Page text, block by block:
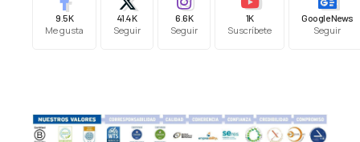
9.5K
Me gusta
41.4K
Seguir
6.6K
Seguir
1K
Suscríbete
Google News
Seguir